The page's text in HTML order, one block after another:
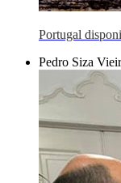
Portugal
Pedro Siza